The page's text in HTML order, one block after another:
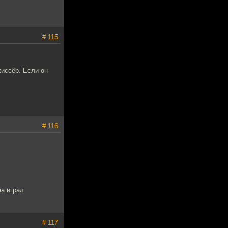
# 115
Если он
# 116
играл
# 117